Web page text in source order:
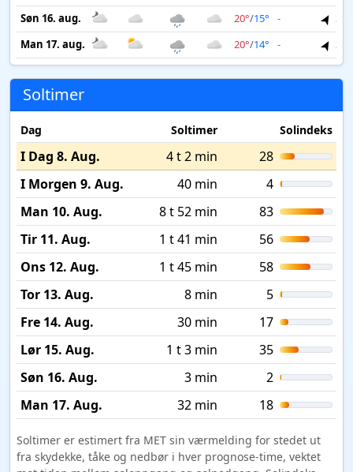
Søn 16. aug.
20°/15° -
3
Man 17. aug.
20°/14° - 3
Soltimer
Dag Soltimer Solindeks
I Dag 8. Aug. 4 t 2 min
28
I Morgen 9. Aug.
40 min
4
Man 10. Aug.
8 t 52 min
83
Tir 11. Aug.
1 t 41 min
56
Ons 12. Aug.
1 t 45 min
58
Tor 13. Aug.
8 min
5
Fre 14. Aug.
30 min
17
Lør 15. Aug.
1 t 3 min
35
Søn 16. Aug.
3 min
2
Man 17. Aug.
32 min 18
Soltimer er estimert fra MET sin værmelding for stedet ut
fra skydekke, tåke og nedbør i hver prognose-time, vektet